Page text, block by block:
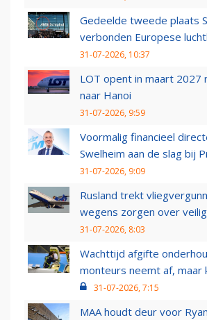
Gedeelde tweede plaats
verbonden Europese
31-07-2026, 10:37
LOT opent in maart 2027
naar Hanoi
31-07-2026, 9:59
Voormalig financieel
Swelheim aan de slag bij
31-07-2026, 9:09
Rusland trekt
wegens zorgen over
31-07-2026, 8:03
Wachttijd afgifte
monteurs neemt af, maar
31-07-2026, 7:15
MAA houdt deur voor